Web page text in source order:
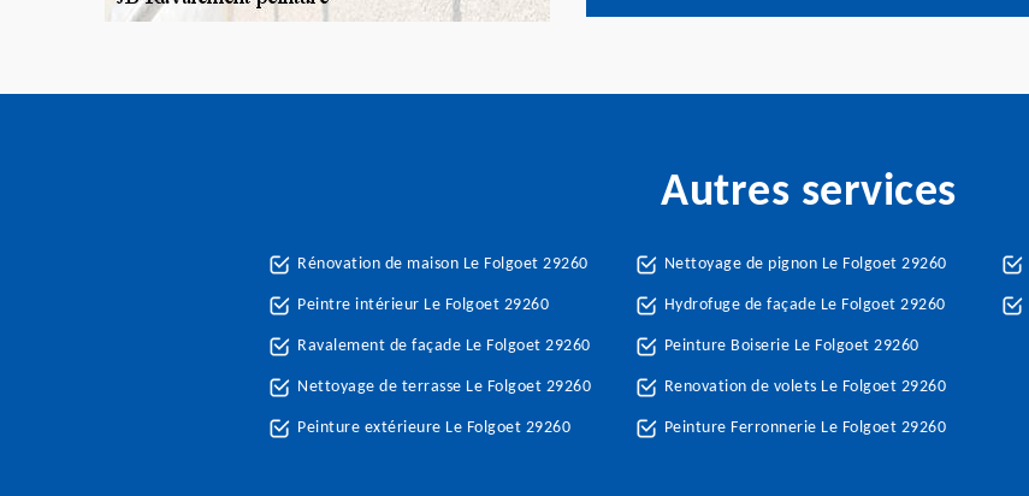
Autres services
Rénovation de maison Le Folgoet 29260
Peintre intérieur Le Folgoet 29260
Ravalement de façade Le Folgoet 29260
Nettoyage de terrasse Le Folgoet 29260
Peinture extérieure Le Folgoet 29260
Nettoyage de pignon Le Folgoet 29260
Hydrofuge de façade Le Folgoet 29260
Peinture Boiserie Le Folgoet 29260
Renovation de volets Le Folgoet 29260
Peinture Ferronnerie Le Folgoet 29260